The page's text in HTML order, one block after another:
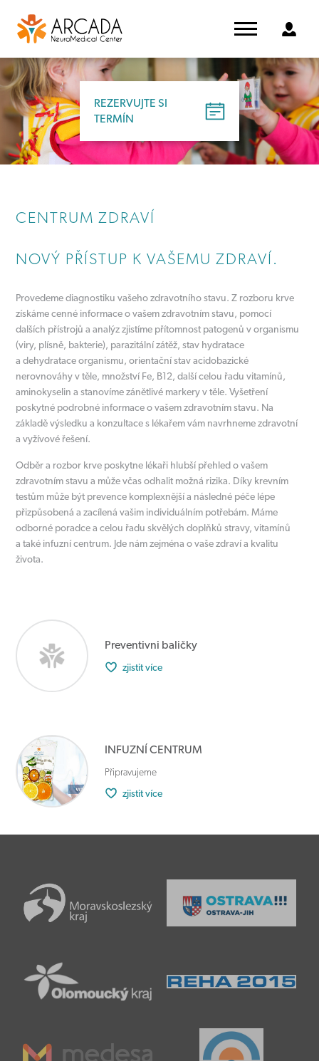
REZERVUJTE SI
TERMÍN
CENTRUM ZDRAVÍ
NOVÝ PŘÍSTUP K VAŠEMU ZDRAVÍ.
Provedeme diagnostiku vašeho zdravotního stavu. Z rozboru krve
získáme cenné informace o vašem zdravotním stavu, pomocí
dalších přístrojů a analýz zjistíme přítomnost patogenů v organismu
(viry, plísně, bakterie), parazitální zátěž, stav hydratace
a dehydratace organismu, orientační stav acidobazické
nerovnováhy v těle, množství Fe, B12, další celou řadu vitamínů,
aminokyselin a stanovíme zánětlivé markery v těle. Vyšetření
poskytné podrobné informace o vašem zdravotním stavu. Na
základě výsledku a konzultace s lékařem vám navrhneme zdravotní
a vyžívové řešení.
Odběr a rozbor krve poskytne lékaři hlubší přehled o vašem
zdravotním stavu a může včas odhalit možná rizika. Díky krevním
testům může být prevence komplexnější a následné péče lépe
přizpůsobená a zacílená vašim individuálním potřebám. Máme
odborné poradce a celou řadu skvělých doplňků stravy, vitamínů
a také infuzní centrum. Jde nám zejména o vaše zdraví a kvalitu
života.
Preventivni baličky
zjistit více
INFUZNÍ CENTRUM
Připravujeme
zjistit více